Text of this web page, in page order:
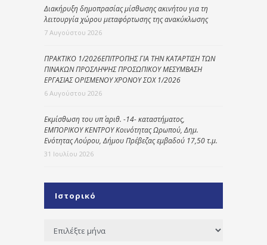
Διακήρυξη δημοπρασίας μίσθωσης ακινήτου για τη
λειτουργία χώρου μεταφόρτωσης της ανακύκλωσης
7 Αυγούστου 2026
ΠΡΑΚΤΙΚΟ 1/2026ΕΠΙΤΡΟΠΗΣ ΓΙΑ ΤΗΝ ΚΑΤΑΡΤΙΣΗ ΤΩΝ
ΠΙΝΑΚΩΝ ΠΡΟΣΛΗΨΗΣ ΠΡΟΣΩΠΙΚΟΥ ΜΕΣΥΜΒΑΣΗ
ΕΡΓΑΣΙΑΣ ΟΡΙΣΜΕΝΟΥ ΧΡΟΝΟΥ ΣΟΧ 1/2026
6 Αυγούστου 2026
Εκμίσθωση του υπ΄ αριθ. -14- καταστήματος,
ΕΜΠΟΡΙΚΟΥ ΚΕΝΤΡΟΥ Κοινότητας Ωρωπού, Δημ.
Ενότητας Λούρου, Δήμου Πρέβεζας εμβαδού 17,50 τ.μ.
31 Ιουλίου 2026
Ιστορικό
Ιστορικό